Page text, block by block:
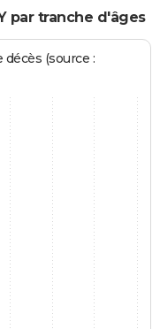
par tranche d'âges
(source :